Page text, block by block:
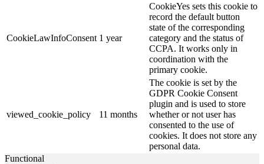
CookieLawInfoConsent 1 year
CookieYes sets this cookie to
record the default button
state of the corresponding
category and the status of
CCPA. It works only in
coordination with the
primary cookie.
viewed_cookie_policy 11 months
The cookie is set by the
GDPR Cookie Consent
plugin and is used to store
whether or not user has
consented to the use of
cookies. It does not store any
personal data.
Functional